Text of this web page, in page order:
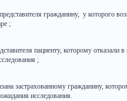
гражданину, у которого
;
пациенту, которому
;
застрахованному гражданину,
исследования.